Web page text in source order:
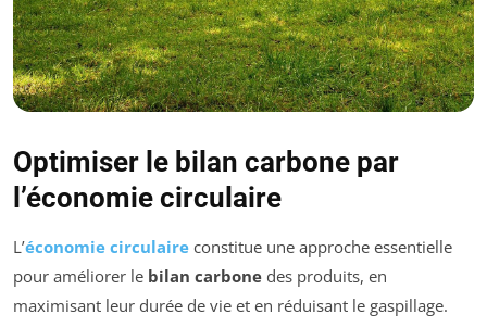
Optimiser le bilan carbone par
l’économie circulaire
L’économie circulaire constitue une approche essentielle
pour améliorer le bilan carbone des produits, en
maximisant leur durée de vie et en réduisant le gaspillage.